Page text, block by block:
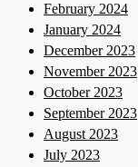
February 2024
January 2024
December 2023
November 2023
October 2023
September 2023
August 2023
July 2023